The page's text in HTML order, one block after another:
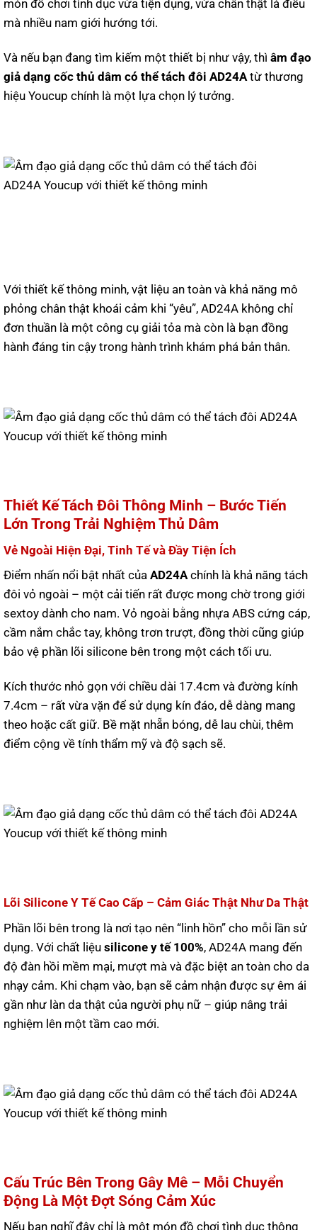
món đồ chơi tình dục vừa tiện dụng, vừa chân thật là điều
mà nhiều nam giới hướng tới.
Và nếu bạn đang tìm kiếm một thiết bị như vậy, thì âm đạo
giả dạng cốc thủ dâm có thể tách đôi AD24Atừ thương
hiệu Youcup chính là một lựa chọn lý tưởng.
Với thiết kế thông minh, vật liệu an toàn và khả năng mô
phỏng chân thật khoái cảm khi “yêu”, AD24A không chỉ
đơn thuần là một công cụ giải tỏa mà còn là bạn đồng
hành đáng tin cậy trong hành trình khám phá bản thân.
Thiết Kế Tách Đôi Thông Minh – Bước Tiến
Lớn Trong Trải Nghiệm Thủ Dâm
Vẻ Ngoài Hiện Đại, Tinh Tế và Đầy Tiện Ích
Điểm nhấn nổi bật nhất của AD24Achính là khả năng tách
đôi vỏ ngoài – một cải tiến rất được mong chờ trong giới
sextoy dành cho nam. Vỏ ngoài bằng nhựa ABS cứng cáp,
cầm nắm chắc tay, không trơn trượt, đồng thời cũng giúp
bảo vệ phần lõi silicone bên trong một cách tối ưu.
Kích thước nhỏ gọn với chiều dài 17.4cm và đường kính
7.4cm – rất vừa vặn để sử dụng kín đáo, dễ dàng mang
theo hoặc cất giữ. Bề mặt nhẵn bóng, dễ lau chùi, thêm
điểm cộng về tính thẩm mỹ và độ sạch sẽ.
Lõi Silicone Y Tế Cao Cấp – Cảm Giác Thật Như Da Thật
Phần lõi bên trong là nơi tạo nên “linh hồn” cho mỗi lần sử
dụng. Với chất liệu silicone y tế 100%, AD24A mang đến
độ đàn hồi mềm mại, mượt mà và đặc biệt an toàn cho da
nhạy cảm. Khi chạm vào, bạn sẽ cảm nhận được sự êm ái
gần như làn da thật của người phụ nữ – giúp nâng trải
nghiệm lên một tầm cao mới.
Cấu Trúc Bên Trong Gây Mê – Mỗi Chuyển
Động Là Một Đợt Sóng Cảm Xúc
Nếu bạn nghĩ đây chỉ là một món đồ chơi tình dục thông